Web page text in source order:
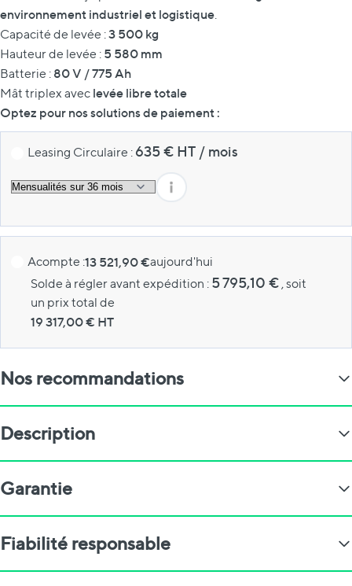
environnement industriel et logistique.
Capacité de levée :3 500 kg
Hauteur de levée : 5 580 mm
Batterie : 80 V / 775 Ah
Mât triplex avec levée libre totale
Optez pour nos solutions de paiement :
Leasing Circulaire : 635€ HT / mois
Acompte :13 521,90 €aujourd'hui
Solde à régler avant expédition : 5 795,10 € , soit
un prix total de
19 317,00€ HT
Nos recommandations
Description
Garantie
Fiabilité responsable